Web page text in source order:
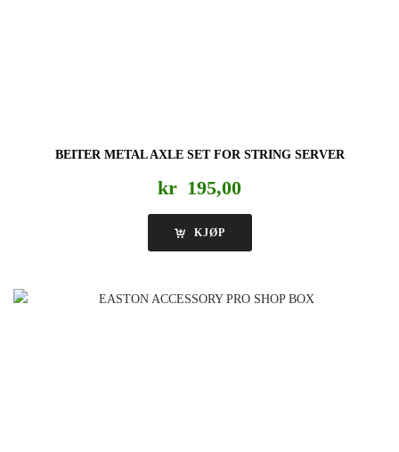
BEITER METAL AXLE SET FOR STRING SERVER
kr 195,00
KJØP